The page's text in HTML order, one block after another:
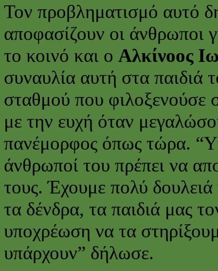
Τον προβληματισμό αυτό
αποφασίζουν οι άνθρωποι
το κοινό και ο Αλκίνοος
συναυλία αυτή στα παιδιά
σταθμού που φιλοξενούσε
με την ευχή όταν
πανέμορφος όπως τώρα.
άνθρωποί του πρέπει να
τους. Έχουμε πολύ
τα δένδρα, τα παιδιά μας
υποχρέωση να τα
υπάρχουν” δήλωσε.